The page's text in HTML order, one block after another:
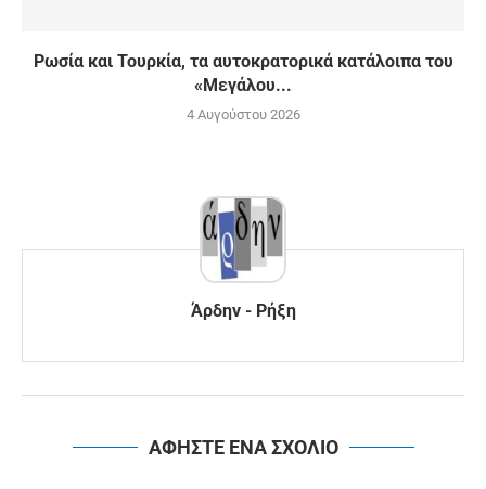
Ρωσία και Τουρκία, τα αυτοκρατορικά κατάλοιπα του
«Μεγάλου...
4 Αυγούστου 2026
Άρδην - Ρήξη
ΑΦΗΣΤΕ ΕΝΑ ΣΧΟΛΙΟ